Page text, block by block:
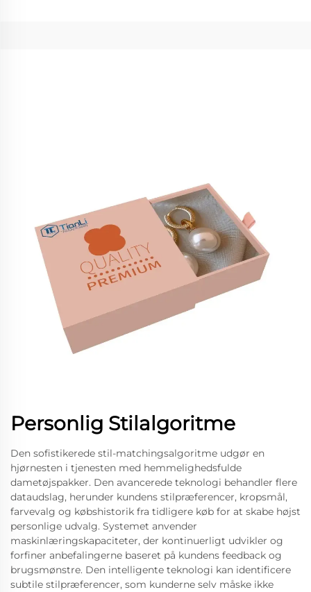
Personlig Stilalgoritme
Den sofistikerede stil-matchingsalgoritme udgør en
hjørnesten i tjenesten med hemmelighedsfulde
dametøjspakker. Den avancerede teknologi behandler flere
dataudslag, herunder kundens stilpræferencer, kropsmål,
farvevalg og købshistorik fra tidligere køb for at skabe højst
personlige udvalg. Systemet anvender
maskinlæringskapaciteter, der kontinuerligt udvikler og
forfiner anbefalingerne baseret på kundens feedback og
brugsmønstre. Den intelligente teknologi kan identificere
subtile stilpræferencer, som kunderne selv måske ikke